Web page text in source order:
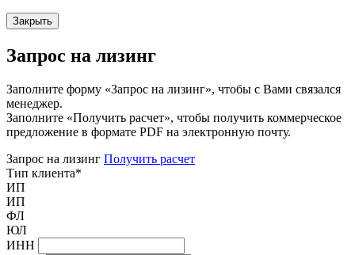
Закрыть
Запрос на лизинг
Заполните форму «Запрос на лизинг», чтобы с Вами связался
менеджер.
Заполните «Получить расчет», чтобы получить коммерческое
предложение в формате PDF на электронную почту.
Запрос на лизинг Получить расчет
Тип клиента*
ИП
ИП
ФЛ
ЮЛ
ИНН